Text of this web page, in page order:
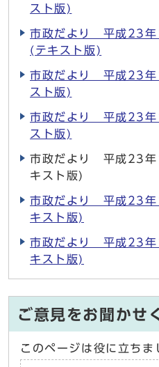
スト版)
市政だより 平成23
(テキスト版)
市政だより 平成23
スト版)
市政だより 平成23
スト版)
市政だより 平成23
キスト版)
市政だより 平成23
キスト版)
市政だより 平成23
キスト版)
ご意見をお聞かせ
このページは役に立ちま